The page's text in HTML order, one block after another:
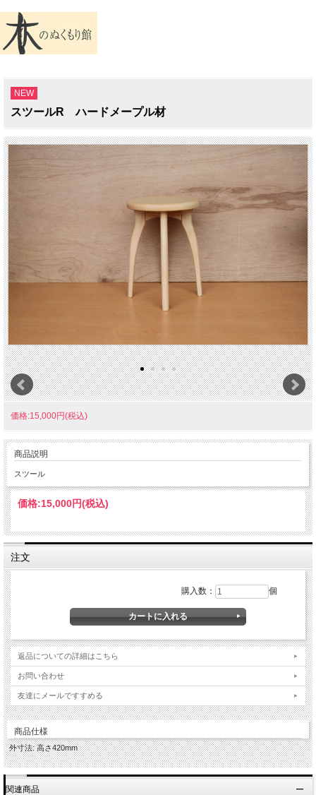
NEW
スツールR ハードメープル材
価格:15,000円(税込)
商品説明
スツール
価格:15,000円(税込)
注文
購入数： 個
返品についての詳細はこちら
お問い合わせ
友達にメールですすめる
商品仕様
外寸法: 高さ420mm
関連商品